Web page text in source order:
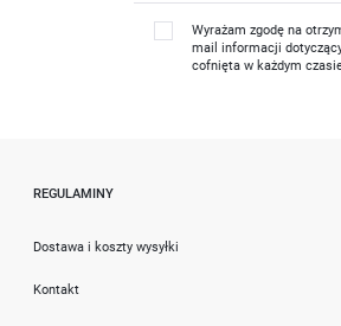
Wyrażam zgodę na
mail informacji
cofnięta w każdym
REGULAMINY
Dostawa i koszty wysyłki
Kontakt